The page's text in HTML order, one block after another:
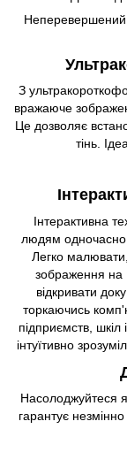
Неперевершений
З
вражаюче
Це дозволяє
тінь.
Інтерактивна
людям
Легко
зображення на
відкривати
торкаючись
підприємств, шкіл
інтуїтивно
Насолоджуйтеся
гарантує